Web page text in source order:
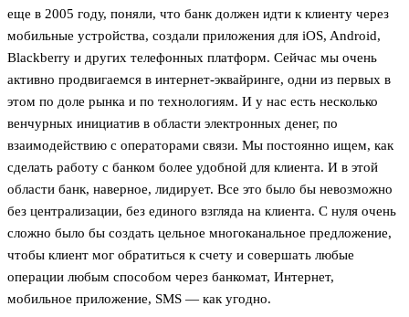
еще в 2005 году, поняли, что банк должен идти к клиенту через
мобильные устройства, создали приложения для iOS, Android,
Blackberry и других телефонных платформ. Сейчас мы очень
активно продвигаемся в интернет-эквайринге, одни из первых в
этом по доле рынка и по технологиям. И у нас есть несколько
венчурных инициатив в области электронных денег, по
взаимодействию с операторами связи. Мы постоянно ищем, как
сделать работу с банком более удобной для клиента. И в этой
области банк, наверное, лидирует. Все это было бы невозможно
без централизации, без единого взгляда на клиента. С нуля очень
сложно было бы создать цельное многоканальное предложение,
чтобы клиент мог обратиться к счету и совершать любые
операции любым способом через банкомат, Интернет,
мобильное приложение, SMS — как угодно.